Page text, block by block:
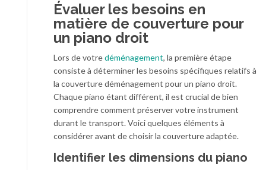
Évaluer les besoins en
matière de couverture pour
un piano droit
Lors de votredéménagement, la première étape
consiste à déterminer les besoins spécifiques relatifs à
la couverture déménagement pour un piano droit.
Chaque piano étant différent, il est crucial de bien
comprendre comment préserver votre instrument
durant le transport. Voici quelques éléments à
considérer avant de choisir la couverture adaptée.
Identifier les dimensions du piano